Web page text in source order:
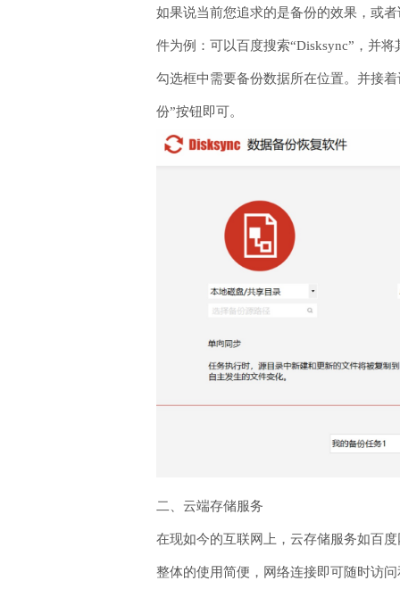
如果说当前您追求的是备份的效果，或
件为例：可以百度搜索“Disksync”，并
勾选框中需要备份数据所在位置。并接
份”按钮即可。
二、云端存储服务
在现如今的互联网上，云存储服务如百
整体的使用简便，网络连接即可随时访